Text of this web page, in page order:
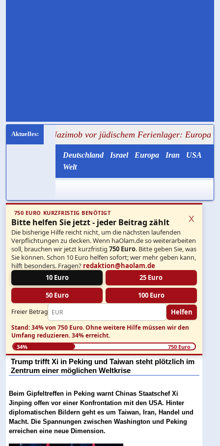
Nazimob vor jüdischem Ferienlager: Europa hat wieder
Deutschland Israel Europa Iran
USA
Welt
750 EURO KURZFRISTIG BENÖTIGT
Bitte helfen Sie jetzt - jeder Beitrag zählt
Die bisherige Hilfe reicht nicht, um die nächsten laufenden
Verpflichtungen zu decken. Wenn haOlam.de so weiterarbeiten
soll, brauchen wir jetzt kurzfristig750 Euro. Bitte geben Sie, was
Sie können. Schon 10 Euro helfen sofort; wer mehr geben kann,
hilft besonders. Fragen? redaktion@haolam.de
10 Euro
25 Euro
50 Euro 100 Euro
Freier Betrag Helfen
x
Stand: 34% von 750 Euro.Ohne weitere Hilfe müssen wir den
Umfang reduzieren.34% erreicht.
34% 750 Euro
Trump trifft Xi in Peking und Taiwan steht plötzlich im
Zentrum einer möglichen Weltkrise
Beim Gipfeltreffen in Peking warnt Chinas Staatschef Xi
Jinping offen vor einer Konfrontation mit den USA. Hinter
diplomatischen Bildern geht es um Taiwan, Iran, Handel und
Macht. Die Spannungen zwischen Washington und Peking
erreichen eine neue Dimension.